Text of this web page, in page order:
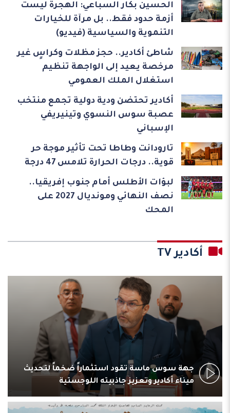
الحسين بكار السباعي: الهجرة ليست
أزمة حدود فقط.. بل مرآة للخيارات
التنموية والسياسية (فيديو)
شاطئ أكادير.. حجز مظلات وكراسٍ غير
مرخصة يعيد إلى الواجهة تنظيم
استغلال الملك العمومي
أكادير تحتضن ودية دولية تجمع منتخب
عصبة سوس النسوي وتينيريفي
الإسباني
تارودانت وطاطا تحت تأثير موجة حر
قوية.. درجات الحرارة تلامس 47 درجة
لبؤات الأطلس أمام جنوب إفريقيا..
نصف النهائي ومونديال 2027 على
المحك
أكادير TV
جهة سوس ماسة تقود استثماراً ضخماً لتحديث
ميناء أكادير وتعزيز جاذبيته اللوجستية